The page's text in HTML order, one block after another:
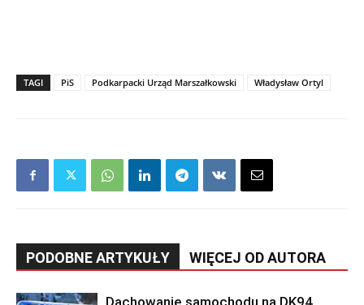
TAGI PiS Podkarpacki Urząd Marszałkowski Władysław Ortyl
PODOBNE ARTYKUŁY WIĘCEJ OD AUTORA
Dachowanie samochodu na DK94.